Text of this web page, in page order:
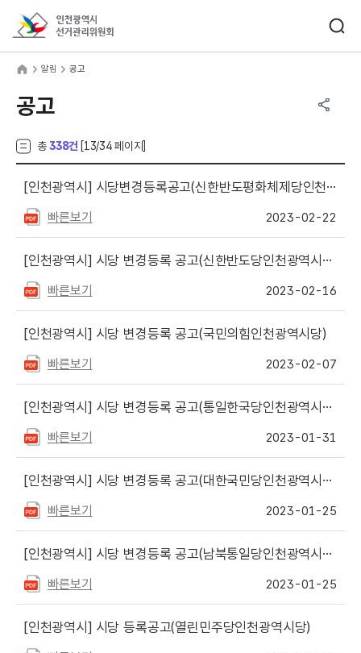
알림 공고
공고
총338건 [13/34 페이지]
[인천광역시] 시당변경등록공고(신한반도평화체제당인천광역시당)
빠른보기 2023-02-22
[인천광역시] 시당 변경등록 공고(신한반도당인천광역시당)
빠른보기 2023-02-16
[인천광역시] 시당 변경등록 공고(국민의힘인천광역시당)
빠른보기 2023-02-07
[인천광역시] 시당 변경등록 공고(통일한국당인천광역시당)
빠른보기 2023-01-31
[인천광역시] 시당 변경등록 공고(대한국민당인천광역시당)
빠른보기 2023-01-25
[인천광역시] 시당 변경등록 공고(남북통일당인천광역시당)
빠른보기 2023-01-25
[인천광역시] 시당 등록공고(열린민주당인천광역시당)